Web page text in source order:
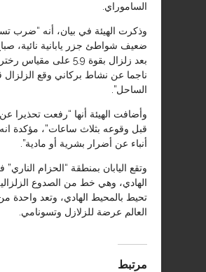
الساموراي.
وذكرت الهيئة في بيان، أنه “ضرب
ضعيف شواطئ جزر يابانية نائية، صباح
بعد زلزال بقوة 5.9 على
ناجما عن نشاط بركاني وقع الزلزال
الساحل”.
وأضافت الهيئة أنها “رفعت تحذيرا
قبل وقوعه بثلاث ساعات”، مؤكدة انه
أنباء عن أضرار بشرية أو مادية”.
وتقع اليابان بمنطقة “الحزام
الهادي، وهي خط من الصدوع
تحيط بالمحيط الهادي، وتعد واحدة
العالم عرضة للزلازل وتسونامي.
مرتبط